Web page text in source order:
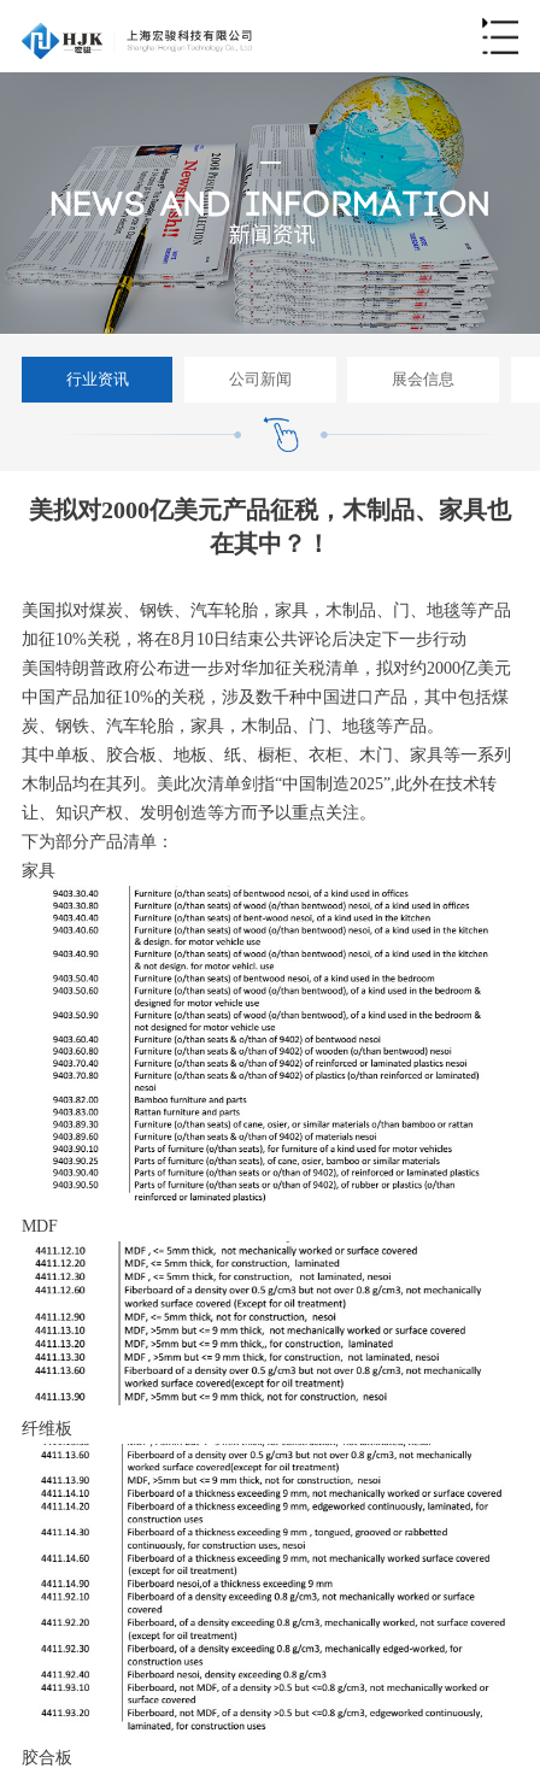
行业资讯 公司新闻 展会信息
美拟对2000亿美元产品征税，木制品、家具也
在其中？！
美国拟对煤炭、钢铁、汽车轮胎，家具，木制品、门、地毯等产品
加征10%关税，将在8月10日结束公共评论后决定下一步行动
美国特朗普政府公布进一步对华加征关税清单，拟对约2000亿美元
中国产品加征10%的关税，涉及数千种中国进口产品，其中包括煤
炭、钢铁、汽车轮胎，家具，木制品、门、地毯等产品。
其中单板、胶合板、地板、纸、橱柜、衣柜、木门、家具等一系列
木制品均在其列。美此次清单剑指“中国制造2025”,此外在技术转
让、知识产权、发明创造等方而予以重点关注。
下为部分产品清单：
家具
MDF
纤维板
胶合板